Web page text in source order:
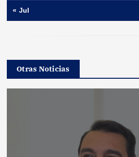
« Jul
Otras Noticias